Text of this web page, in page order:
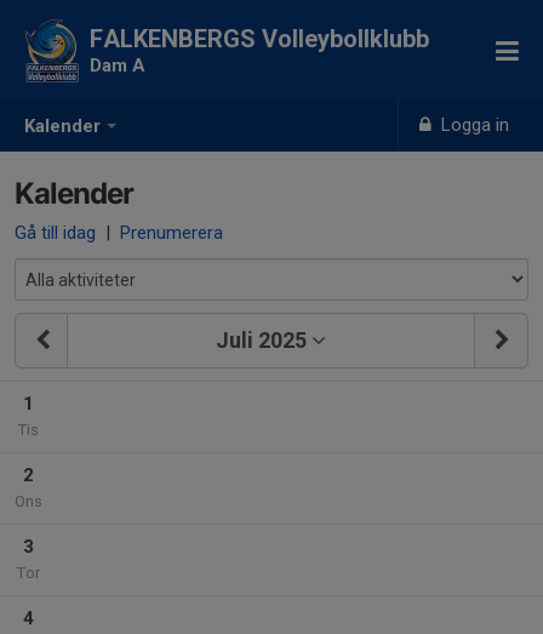
Kalender Logga in
FALKENBERGS Volleybollklubb
Dam A
Kalender
Gå till idag | Prenumerera
Juli 2025
1
Tis
2
Ons
3
Tor
4